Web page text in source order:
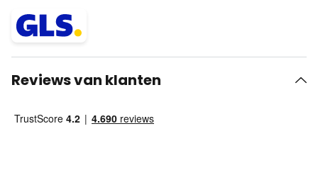
Reviews van klanten